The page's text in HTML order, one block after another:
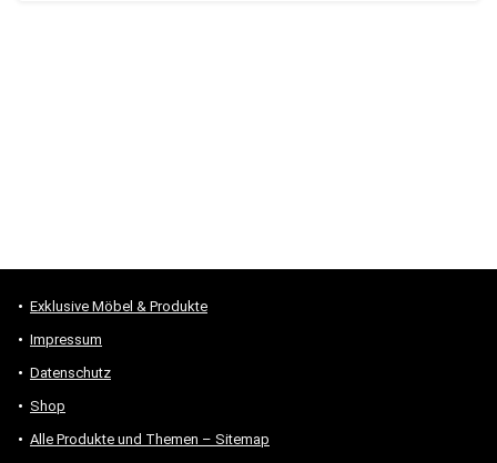
Exklusive Möbel & Produkte
Impressum
Datenschutz
Shop
Alle Produkte und Themen – Sitemap